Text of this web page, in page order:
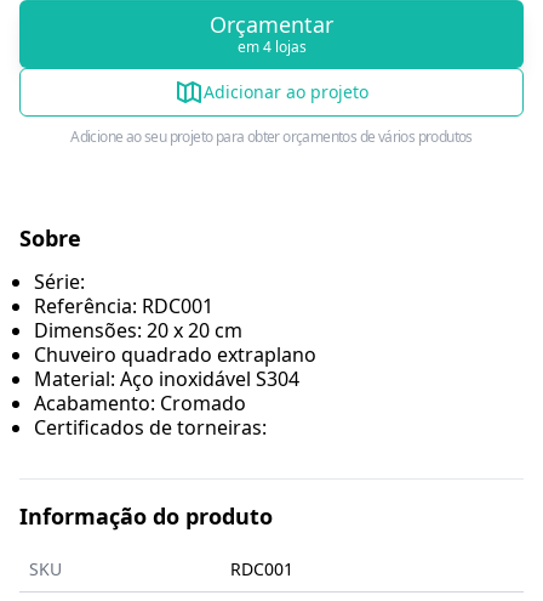
Orçamentar
em 4 lojas
Adicionar ao projeto
Adicione ao seu projeto para obter orçamentos de vários produtos
Sobre
Série:
Referência: RDC001
Dimensões: 20 x 20 cm
Chuveiro quadrado extraplano
Material: Aço inoxidável S304
Acabamento: Cromado
Certificados de torneiras:
Informação do produto
SKU
RDC001